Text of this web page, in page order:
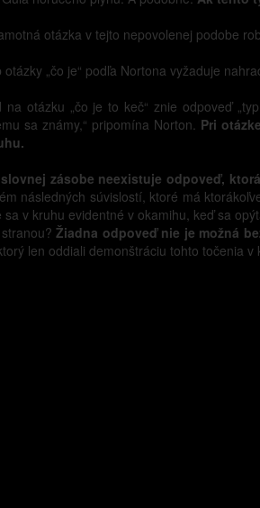
otázka v tejto nepovolenej podobe
otázky „čo je“ podľa Nortona vyžaduje
na otázku „čo je to keč“ znie odpoveď
sa známy,“ pripomína Norton. Pri
zásobe neexistuje odpoveď,
následných súvislostí, ktoré má
sa v kruhu evidentné v okamihu, keď sa
Žiadna odpoveď nie je možná
len oddiali demonštráciu tohto točenia v